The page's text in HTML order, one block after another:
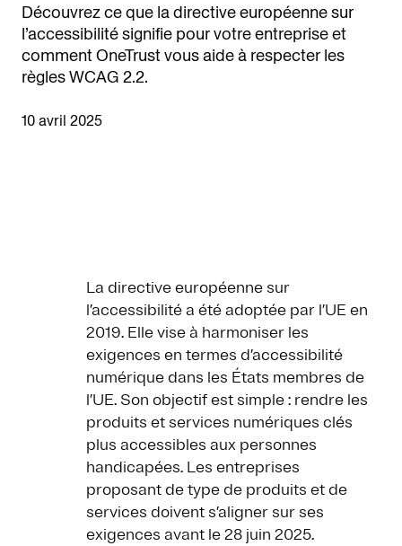
Découvrez ce que la directive européenne sur
l’accessibilité signifie pour votre entreprise et
comment OneTrust vous aide à respecter les
règles WCAG 2.2.
10 avril 2025
La directive européenne sur
l’accessibilité a été adoptée par l’UE en
2019. Elle vise à harmoniser les
exigences en termes d’accessibilité
numérique dans les États membres de
l’UE. Son objectif est simple : rendre les
produits et services numériques clés
plus accessibles aux personnes
handicapées. Les entreprises
proposant de type de produits et de
services doivent s’aligner sur ses
exigences avant le 28 juin 2025.